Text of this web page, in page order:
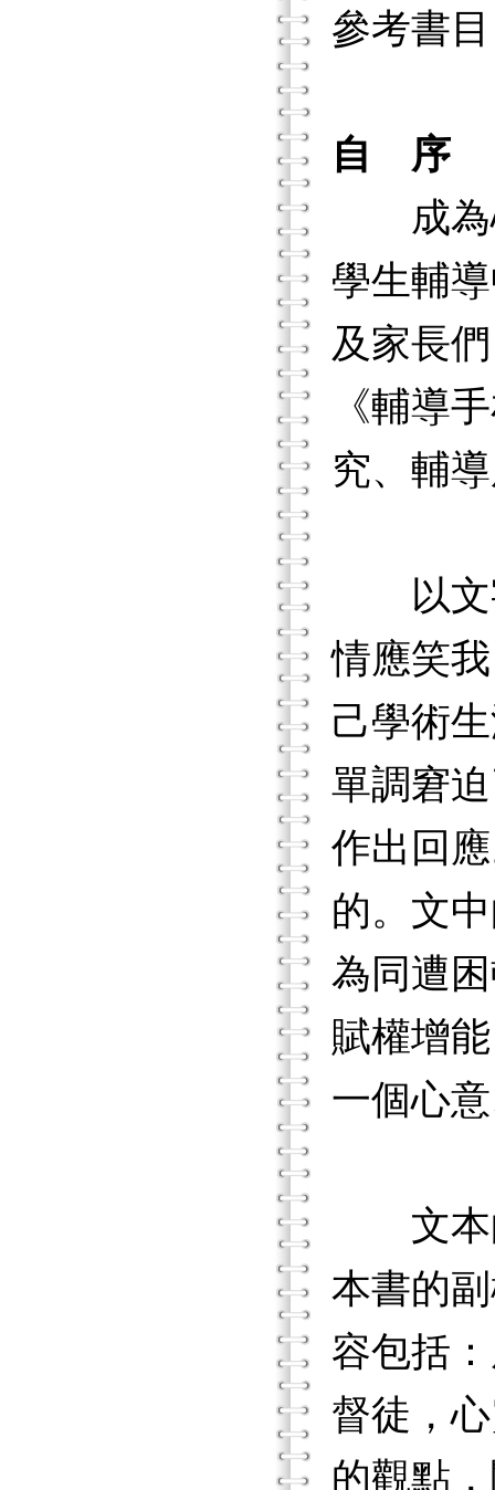
參考書目
自 序
成為心
學生輔
及家長
《輔導
究、輔
以文字
情應笑
己學術
單調窘
作出回
的。文
為同遭
賦權增
一個心
文本的
本書的
容包括
督徒，
的觀點